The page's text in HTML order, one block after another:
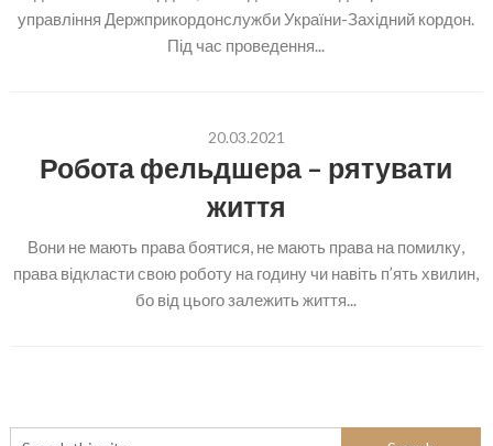
управління Держприкордонслужби України-Західний кордон.
Під час проведення...
20.03.2021
Робота фельдшера – рятувати
життя
Вони не мають права боятися, не мають права на помилку,
права відкласти свою роботу на годину чи навіть п’ять хвилин,
бо від цього залежить життя...